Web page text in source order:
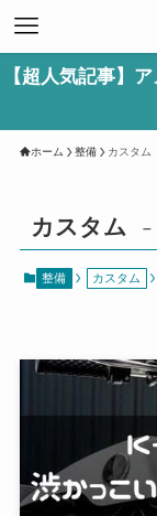
【超人気記事】
ホーム 整備 カスタム
カスタム –
整備 カスタム